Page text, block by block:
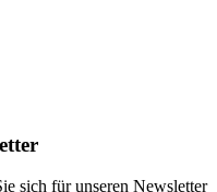
sich für unseren Newsletter